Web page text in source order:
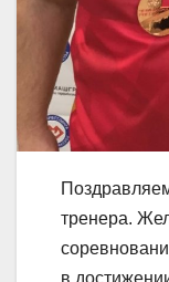
тренера.
в​